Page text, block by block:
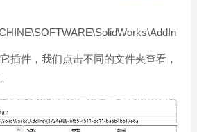
插件，我们点击不同的文件夹查看，